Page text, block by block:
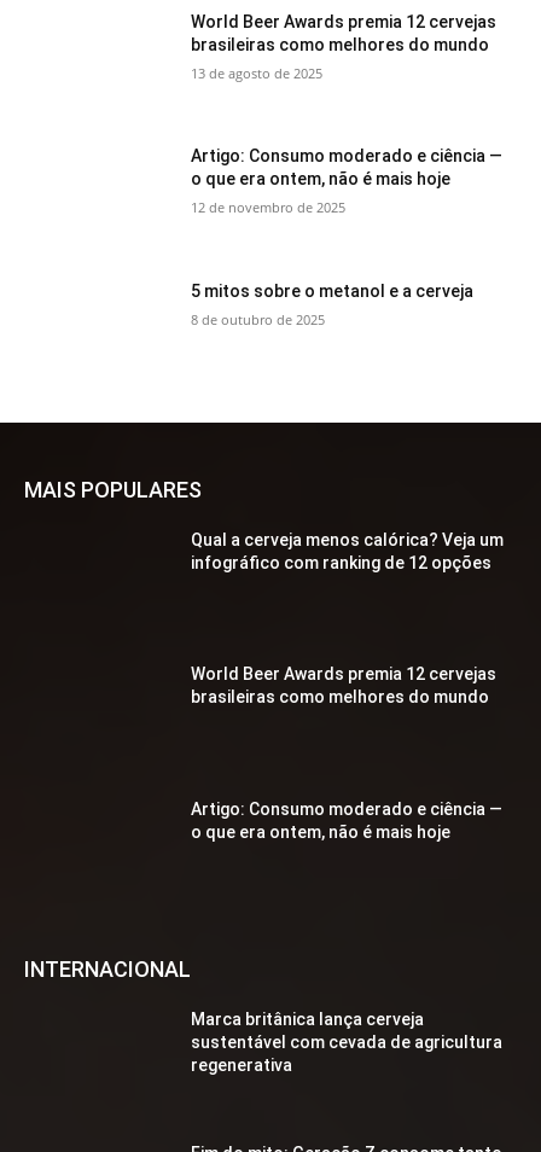
World Beer Awards premia 12 cervejas
brasileiras como melhores do mundo
13 de agosto de 2025
Artigo: Consumo moderado e ciência —
o que era ontem, não é mais hoje
12 de novembro de 2025
5 mitos sobre o metanol e a cerveja
8 de outubro de 2025
MAIS POPULARES
Qual a cerveja menos calórica? Veja um
infográfico com ranking de 12 opções
World Beer Awards premia 12 cervejas
brasileiras como melhores do mundo
Artigo: Consumo moderado e ciência —
o que era ontem, não é mais hoje
INTERNACIONAL
Marca britânica lança cerveja
sustentável com cevada de agricultura
regenerativa